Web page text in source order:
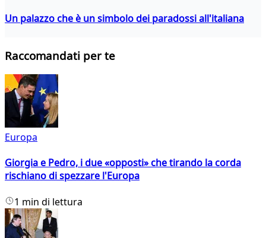
Un palazzo che è un simbolo dei paradossi all'italiana
Raccomandati per te
Europa
Giorgia e Pedro, i due «opposti» che tirando la corda
rischiano di spezzare l'Europa
1 min di lettura